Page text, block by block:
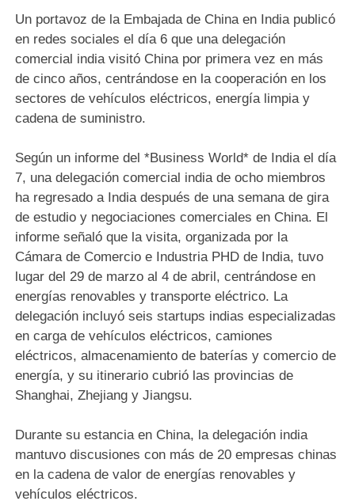
Un portavoz de la Embajada de China en India publicó
en redes sociales el día 6 que una delegación
comercial india visitó China por primera vez en más
de cinco años, centrándose en la cooperación en los
sectores de vehículos eléctricos, energía limpia y
cadena de suministro.
Según un informe del *Business World* de India el día
7, una delegación comercial india de ocho miembros
ha regresado a India después de una semana de gira
de estudio y negociaciones comerciales en China. El
informe señaló que la visita, organizada por la
Cámara de Comercio e Industria PHD de India, tuvo
lugar del 29 de marzo al 4 de abril, centrándose en
energías renovables y transporte eléctrico. La
delegación incluyó seis startups indias especializadas
en carga de vehículos eléctricos, camiones
eléctricos, almacenamiento de baterías y comercio de
energía, y su itinerario cubrió las provincias de
Shanghai, Zhejiang y Jiangsu.
Durante su estancia en China, la delegación india
mantuvo discusiones con más de 20 empresas chinas
en la cadena de valor de energías renovables y
vehículos eléctricos.